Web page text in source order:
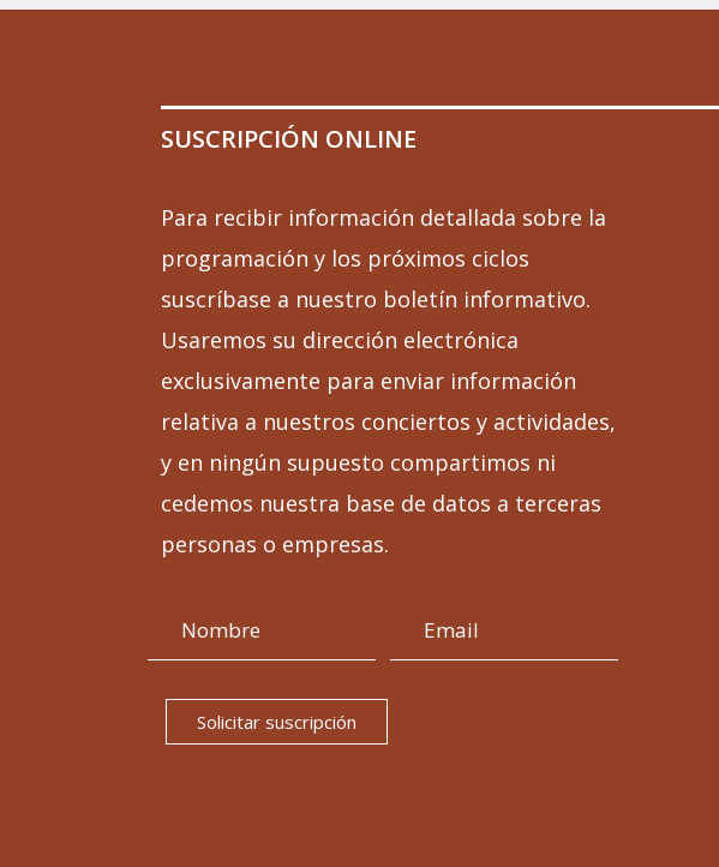
SUSCRIPCIÓN ONLINE
Para recibir información detallada sobre la
programación y los próximos ciclos
suscríbase a nuestro boletín informativo.
Usaremos su dirección electrónica
exclusivamente para enviar información
relativa a nuestros conciertos y actividades,
y en ningún supuesto compartimos ni
cedemos nuestra base de datos a terceras
personas o empresas.
Solicitar suscripción